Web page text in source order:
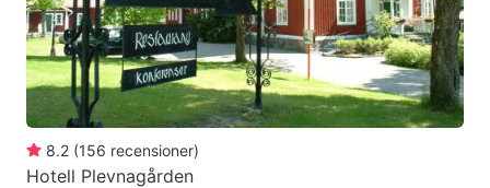
8.2 (156 recensioner)
Hotell Plevnagården